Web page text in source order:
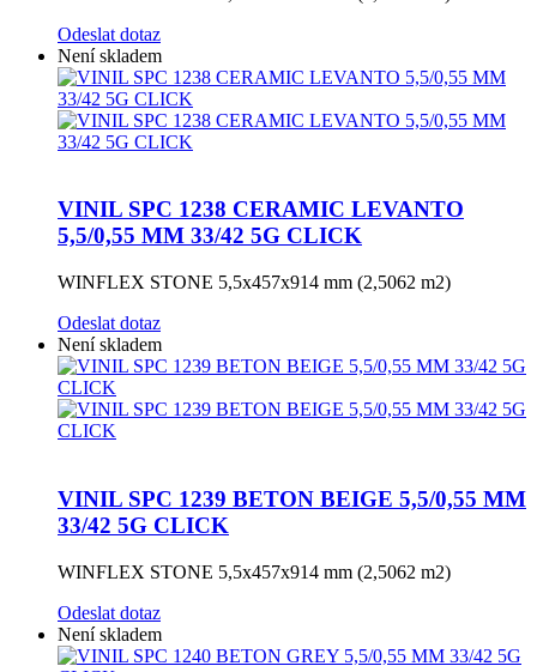
Odeslat dotaz
Není skladem
VINIL SPC 1238 CERAMIC LEVANTO
5,5/0,55 MM 33/42 5G CLICK
WINFLEX STONE 5,5x457x914 mm (2,5062 m2)
Odeslat dotaz
Není skladem
VINIL SPC 1239 BETON BEIGE 5,5/0,55 MM
33/42 5G CLICK
WINFLEX STONE 5,5x457x914 mm (2,5062 m2)
Odeslat dotaz
Není skladem